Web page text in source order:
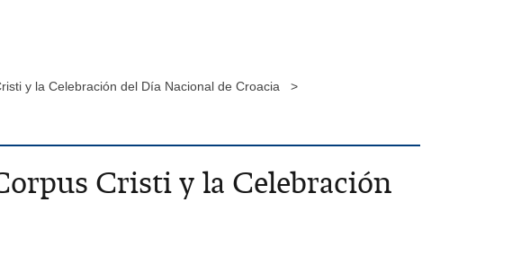
y la Celebración del Día Nacional de Croacia >
Cristi y la Celebración